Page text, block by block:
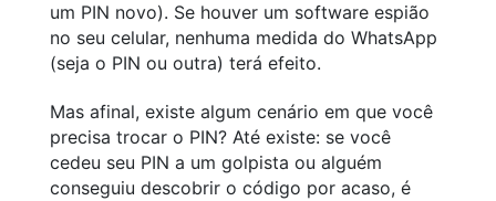
um PIN novo). Se houver um software espião
no seu celular, nenhuma medida do WhatsApp
(seja o PIN ou outra) terá efeito.
Mas afinal, existe algum cenário em que você
precisa trocar o PIN? Até existe: se você
cedeu seu PIN a um golpista ou alguém
conseguiu descobrir o código por acaso, é